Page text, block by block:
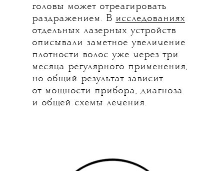
головы может отреагировать
раздражением. В исследованиях
отдельных лазерных устройств
описывали заметное увеличение
плотности волос уже через три
месяца регулярного применения,
но общий результат зависит
от мощности прибора, диагноза
и общей схемы лечения.